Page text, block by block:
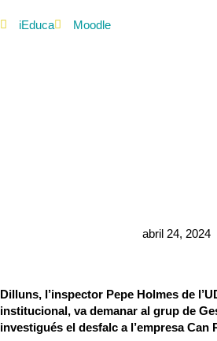
iEduca Moodle
abril 24, 2024
Dilluns, l’inspector Pepe Holmes de
institucional, va demanar al grup de
investigués el desfalc a l’empresa Can